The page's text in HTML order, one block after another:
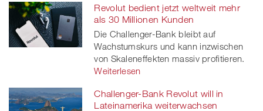
Revolut bedient jetzt weltweit mehr
als 30 Millionen Kunden
Die Challenger-Bank bleibt auf
Wachstumskurs und kann inzwischen
von Skaleneffekten massiv profitieren.
Weiterlesen
Challenger-Bank Revolut will in
Lateinamerika weiterwachsen